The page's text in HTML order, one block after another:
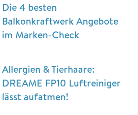
Die 4 besten
Balkonkraftwerk Angebote
im Marken-Check
Allergien & Tierhaare:
DREAME FP10 Luftreiniger
lässt aufatmen!